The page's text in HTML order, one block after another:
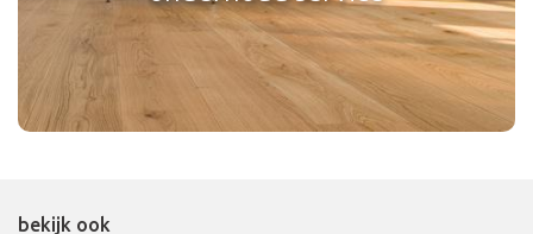
periodiek onderhoud? Klik hieronder voor tips en
adviezen
lees meer
bekijk ook